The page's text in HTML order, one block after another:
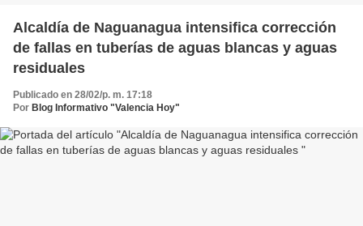
Alcaldía de Naguanagua intensifica corrección
de fallas en tuberías de aguas blancas y aguas
residuales
Publicado en 28/02/p. m. 17:18
Por Blog Informativo "Valencia Hoy"